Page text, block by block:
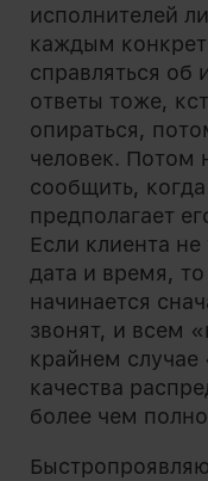
исполнителей
каждым
справляться об
ответы тоже,
опираться,
человек. Потом
сообщить,
предполагает
Если клиента
дата и время,
начинается
звонят, и всем
крайнем случае
качества
более чем